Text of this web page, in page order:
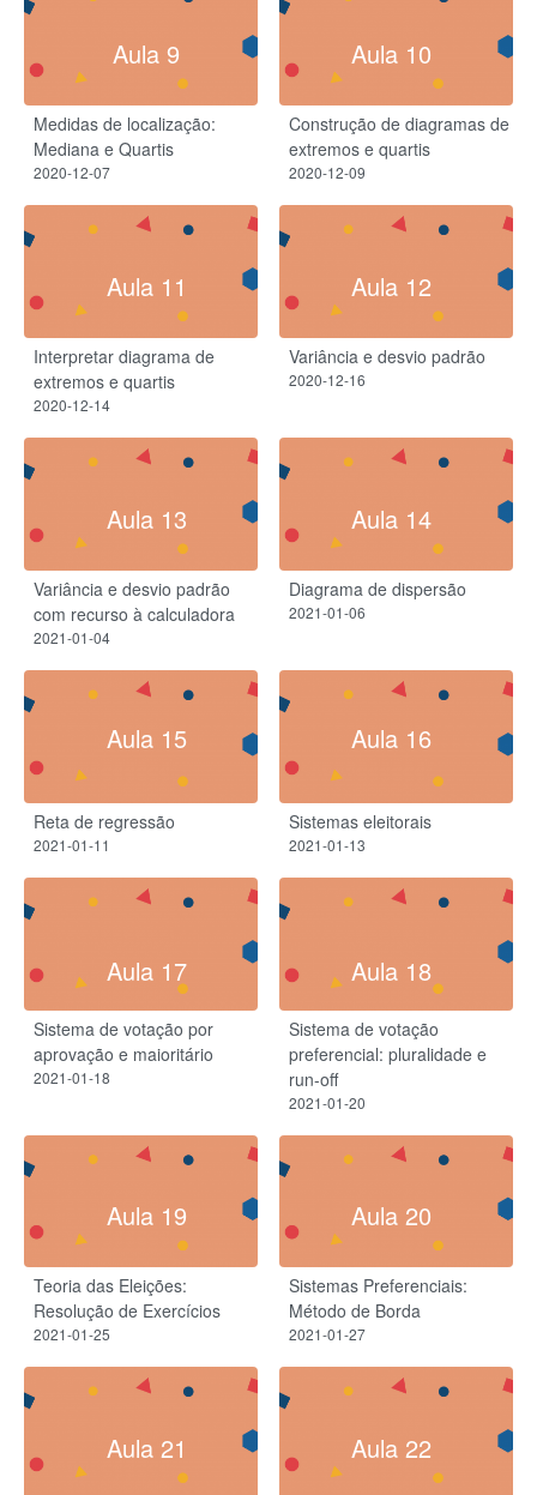
Aula 9
Medidas de localização:
Mediana e Quartis
2020-12-07
Aula 10
Construção de diagramas de
extremos e quartis
2020-12-09
Aula 11
Interpretar diagrama de
extremos e quartis
2020-12-14
Aula 12
Variância e desvio padrão
2020-12-16
Aula 13
Variância e desvio padrão
com recurso à calculadora
2021-01-04
Aula 14
Diagrama de dispersão
2021-01-06
Aula 15
Reta de regressão
2021-01-11
Aula 16
Sistemas eleitorais
2021-01-13
Aula 17
Sistema de votação por
aprovação e maioritário
2021-01-18
Aula 18
Sistema de votação
preferencial: pluralidade e
run-off
2021-01-20
Aula 19
Teoria das Eleições:
Resolução de Exercícios
2021-01-25
Aula 20
Sistemas Preferenciais:
Método de Borda
2021-01-27
Aula 21 Aula 22